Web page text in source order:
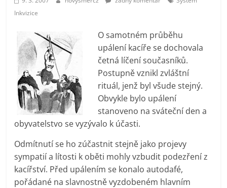
prospívá?
Inkvizice
O samotném průběhu
upálení kacíře se dochovala
četná líčení současníků.
Postupně vznikl zvláštní
rituál, jenž byl všude stejný.
Obvykle bylo upálení
stanoveno na sváteční den a
obyvatelstvo se vyzývalo k účasti.
Odmítnutí se ho zúčastnit stejně jako projevy
sympatií a lítosti k oběti mohly vzbudit podezření z
kacířství. Před upálením se konalo autodafé,
pořádané na slavnostně vyzdobeném hlavním